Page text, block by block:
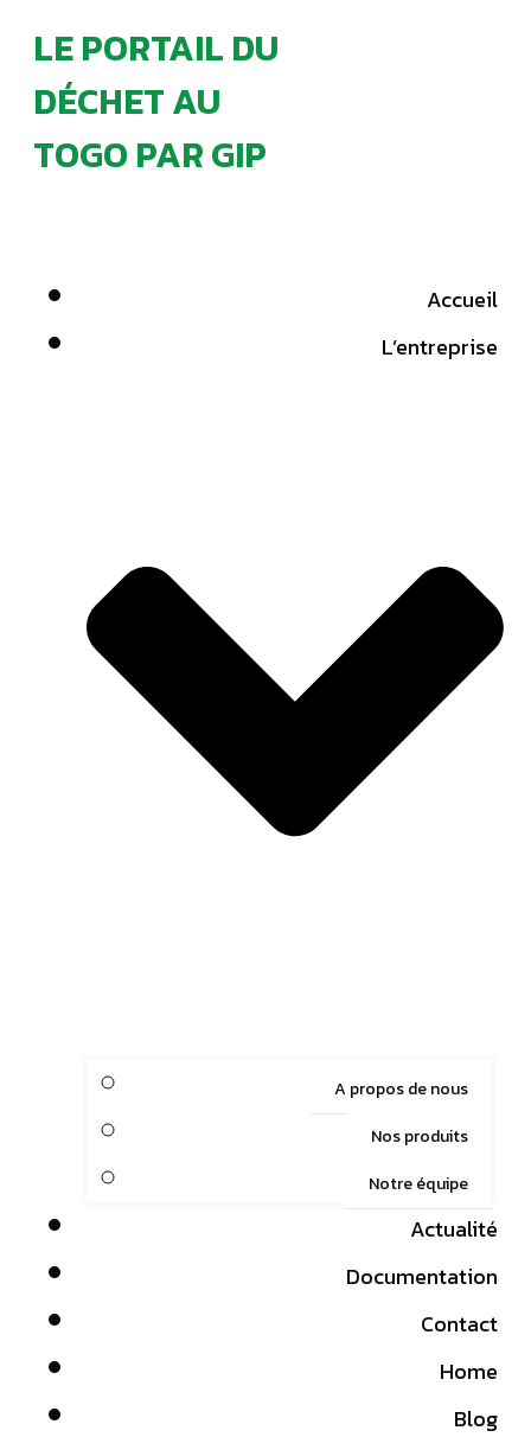
LE PORTAIL DU
DÉCHET AU
TOGO PAR GIP
Accueil
L’entreprise
A propos de nous
Nos produits
Notre équipe
Actualité
Documentation
Contact
Home
Blog